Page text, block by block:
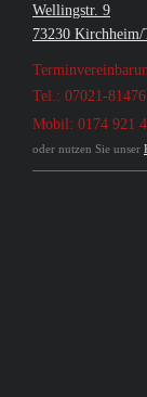
Wellingstr. 9
73230 Kirchheim/
Tel.: 07021-81476
Mobil: 0174 921
oder nutzen Sie unser